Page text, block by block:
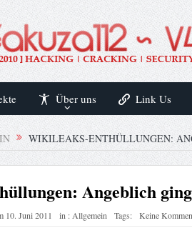
Über uns Link Us
WIKILEAKS-ENTHÜLLUNGEN:
Angeblich
10. Juni 2011 in :Allgemein Tags: Keine